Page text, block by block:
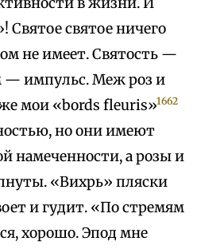
Святое святое ничего
не имеет. Святость —
— импульс. Меж роз и
мои «bords fleuris»1662
но они имеют
намеченности, а розы и
«Вихрь» пляски
и гудит. «По стремям
хорошо. Эпод мне